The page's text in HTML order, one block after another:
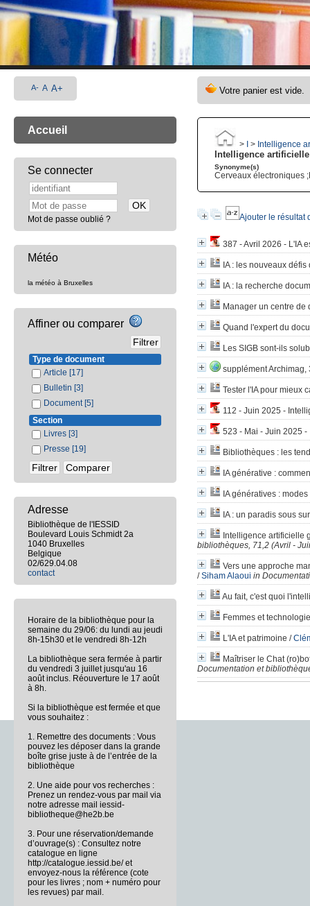
> > Intelligence
Intelligence artificielle
Synonyme(s)
Cerveaux électroniques
Ajouter le résultat
387 - Avril 2026 - L'IA
IA: les nouveaux défis
IA: la recherche
Manager un centre de
Quand l'expert du
Les SIGB sont-ils
supplément
Tester l'IA pour mieux
112 - Juin 2025 -
523 - Mai - Juin 2025
Bibliothèques : les
IA générative :
IA génératives :
IA: un paradis sous
Intelligence artificielle
bibliothèques, 71,2 (Avril -
Vers une approche
/Siham Alaoui in
Au fait, c'est quoi
Femmes et
L'IA et patrimoine /
Maîtriser le Chat
Documentation et
A- A A+
Accueil
Se connecter
Mot de passe oublié ?
Météo
la météo à Bruxelles
Affiner ou comparer
Type de document
Article [17]
Bulletin [3]
Document [5]
Section
Livres [3]
Presse [19]
Adresse
Bibliothèque de l'IESSID
Boulevard Louis Schmidt 2a
1040 Bruxelles
Belgique
02/629.04.08
contact
Horaire de la bibliothèque pour la
semaine du 29/06: du lundi au jeudi
8h-15h30 et le vendredi 8h-12h
La bibliothèque sera fermée à partir
du vendredi 3 juillet jusqu'au 16
août inclus. Réouverture le 17 août
à 8h.
Si la bibliothèque est fermée et que
vous souhaitez :
1. Remettre des documents : Vous
pouvez les déposer dans la grande
boîte grise juste à de l’entrée de la
bibliothèque
2. Une aide pour vos recherches :
Prenez un rendez-vous par mail via
notre adresse mail iessid-
bibliotheque@he2b.be
3. Pour une réservation/demande
d’ouvrage(s) : Consultez notre
catalogue en ligne
http://catalogue.iessid.be/ et
envoyez-nous la référence (cote
pour les livres ; nom + numéro pour
les revues) par mail.